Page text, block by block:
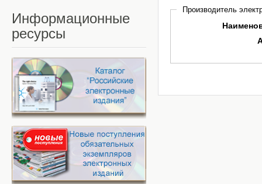
Производитель
Информационные
ресурсы